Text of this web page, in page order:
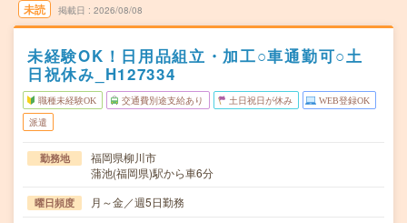
未読 掲載日 2026/08/08
未経験OK！日用品組立・加工○車通勤可○土
日祝休み_H127334
職種未経験OK 交通費別途支給あり 土日祝日が休み WEB登録OK
派遣
勤務地
福岡県柳川市
蒲池(福岡県)駅から車6分
曜日頻度 月～金／週5日勤務